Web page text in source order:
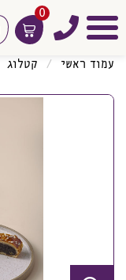
תפריט
טלפון
0
עמוד ראשי קטלוג